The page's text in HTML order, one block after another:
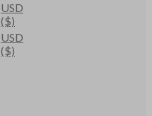
USD
($)
USD
($)